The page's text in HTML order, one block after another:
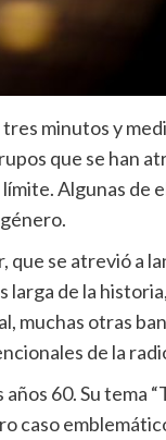
minutos y
que se han
Algunas de
que se atrevió a
larga de la
muchas otras
de la
60. Su tema
caso